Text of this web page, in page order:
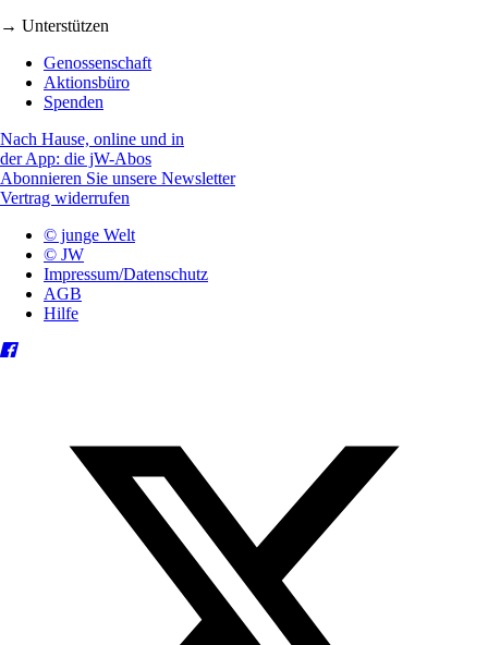
→ Unterstützen
Genossenschaft
Aktionsbüro
Spenden
Nach Hause, online und in
der App: die jW-Abos
Abonnieren Sie unsere Newsletter
Vertrag widerrufen
© junge Welt
© JW
Impressum/Datenschutz
AGB
Hilfe